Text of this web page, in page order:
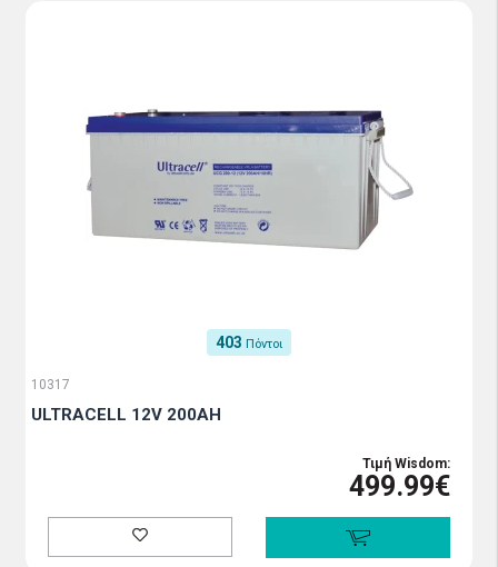
403 Πόντοι
10317
ULTRACELL 12V 200AH
Τιμή Wisdom:
499.99€